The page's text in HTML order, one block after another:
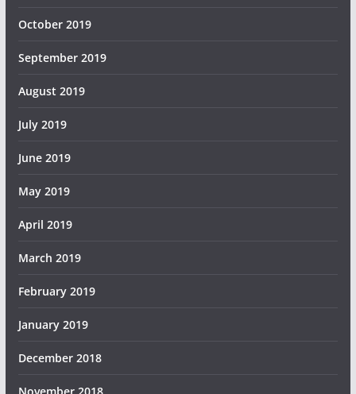
October 2019
September 2019
August 2019
July 2019
June 2019
May 2019
April 2019
March 2019
February 2019
January 2019
December 2018